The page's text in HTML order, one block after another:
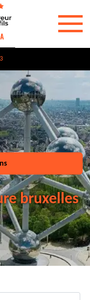
bruxelles